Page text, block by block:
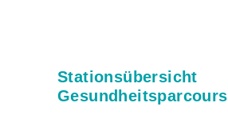
Stationsübersicht
Gesundheitsparcours